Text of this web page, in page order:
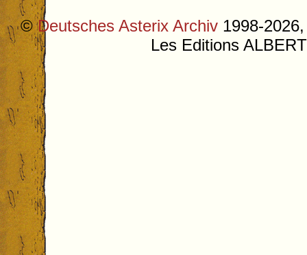
©Deutsches Asterix Archiv 1998-
Les Editions